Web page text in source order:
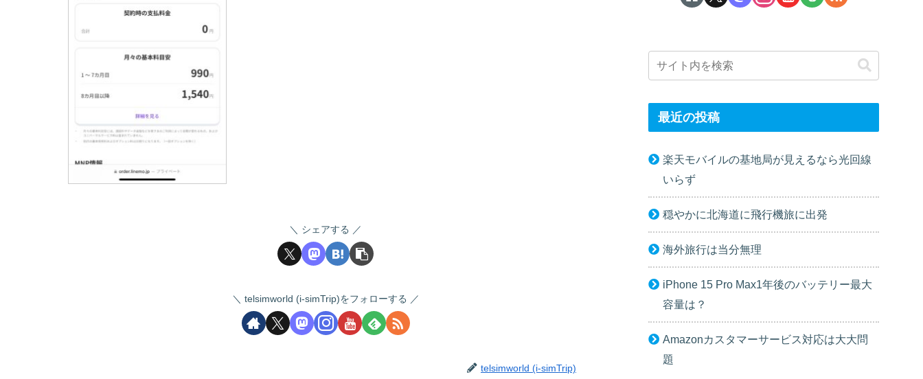
シェアする
telsimworld (i-simTrip)をフォローする
telsimworld (i-simTrip)
最近の投稿
楽天モバイルの基地局が見えるなら光回線
いらず
穏やかに北海道に飛行機旅に出発
海外旅行は当分無理
iPhone 15 Pro Max1年後のバッテリー最大
容量は？
Amazonカスタマーサービス対応は大大問
題